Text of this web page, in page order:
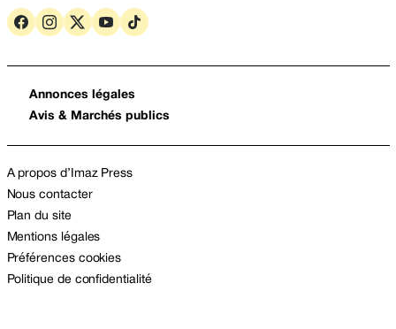
Annonces légales
Avis & Marchés publics
A propos d’Imaz Press
Nous contacter
Plan du site
Mentions légales
Préférences cookies
Politique de confidentialité